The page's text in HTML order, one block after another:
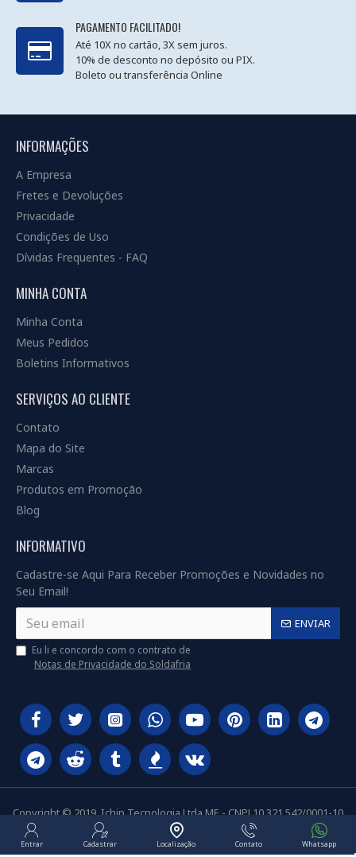
PAGAMENTO FACILITADO!
Até 10X no cartão, 3X sem juros.
10% de desconto no depósito ou PIX.
Boleto ou transferência Online
INFORMAÇÕES
A Empresa
Fretes e Devoluções
Privacidade
Condições de Uso
Dívidas Frequentes - FAQ
MINHA CONTA
Minha Conta
Meus Pedidos
Boletins Informativos
SERVIÇOS AO CLIENTE
Contato
Mapa do Site
Marcas
Produtos em Promoção
Blog
INFORMATIVO
Cadastre-se Aqui Para Receber Promoções e Novidades no
Seu Email!
ENVIAR
Eu li e concordo com o contrato de
Notas de Privacidade do Soldafria
Copyright © 2019, Ichip Tecnologia Ltda ME - CNPJ 10.321.542/0001-10
Entrar Cadastrar Localização Contato Whatsapp